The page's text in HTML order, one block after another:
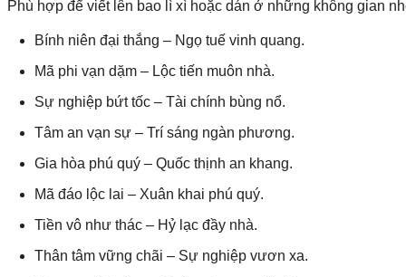
Phù hợp để viết lên bao lì xì hoặc dán ở những không gian
Bính niên đại thắng – Ngọ tuế vinh quang.
Mã phi vạn dặm – Lộc tiến muôn nhà.
Sự nghiệp bứt tốc – Tài chính bùng nổ.
Tâm an vạn sự – Trí sáng ngàn phương.
Gia hòa phú quý – Quốc thịnh an khang.
Mã đáo lộc lai – Xuân khai phú quý.
Tiền vô như thác – Hỷ lạc đầy nhà.
Thân tâm vững chãi – Sự nghiệp vươn xa.